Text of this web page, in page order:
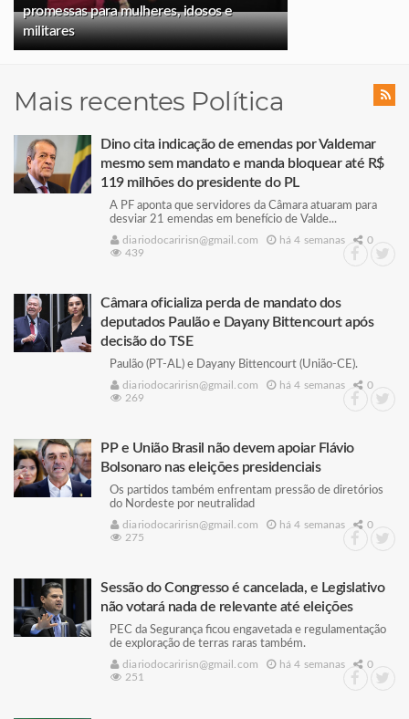
promessas para mulheres, idosos e
militares
Mais recentes Política
Dino cita indicação de emendas por Valdemar
mesmo sem mandato e manda bloquear até R$
119 milhões do presidente do PL
A PF aponta que servidores da Câmara atuaram para
desviar 21 emendas em benefício de Valde...
diariodocaririsn@gmail.com há 4 semanas
0
439
Câmara oficializa perda de mandato dos
deputados Paulão e Dayany Bittencourt após
decisão do TSE
Paulão (PT-AL) e Dayany Bittencourt (União-CE).
diariodocaririsn@gmail.com há 4 semanas
0
269
PP e União Brasil não devem apoiar Flávio
Bolsonaro nas eleições presidenciais
Os partidos também enfrentam pressão de diretórios
do Nordeste por neutralidad
diariodocaririsn@gmail.com há 4 semanas
0
275
Sessão do Congresso é cancelada, e Legislativo
não votará nada de relevante até eleições
PEC da Segurança ficou engavetada e regulamentação
de exploração de terras raras também.
diariodocaririsn@gmail.com há 4 semanas
0
251